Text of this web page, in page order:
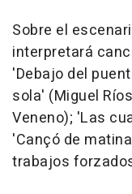
Sobre el
interpretará
'Debajo del
sola' (Miguel
Veneno); 'Las
'Cançó de
trabajos